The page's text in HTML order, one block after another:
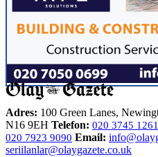
Adres: 100 Green Lanes,
N16 9EH Telefon: 020 3745 1261
020 7923 9090 Email:
seriilanlar@olaygazete.co.uk